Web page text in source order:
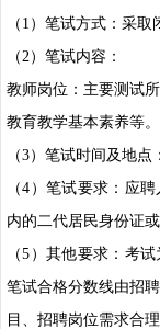
（1）笔试方式：采取
（2）笔试内容：
教师岗位：主要测试
教育教学基本素养等。
（3）笔试时间及地点
（4）笔试要求：应
内的二代居民身份证
（5）其他要求：考
笔试合格分数线由招
目、招聘岗位需求合